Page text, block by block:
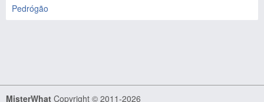
Pedrógão
MisterWhat Copyright © 2011-2026